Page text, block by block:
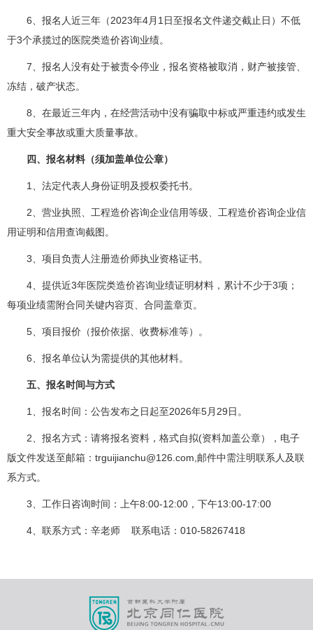
6、报名人近三年（2023年4月1日至报名文件递交截止日）不低
于3个承揽过的医院类造价咨询业绩。
7、报名人没有处于被责令停业，报名资格被取消，财产被接管、
冻结，破产状态。
8、在最近三年内，在经营活动中没有骗取中标或严重违约或发生
重大安全事故或重大质量事故。
四、报名材料（须加盖单位公章）
1、法定代表人身份证明及授权委托书。
2、营业执照、工程造价咨询企业信用等级、工程造价咨询企业信
用证明和信用查询截图。
3、项目负责人注册造价师执业资格证书。
4、提供近3年医院类造价咨询业绩证明材料，累计不少于3项；
每项业绩需附合同关键内容页、合同盖章页。
5、项目报价（报价依据、收费标准等）。
6、报名单位认为需提供的其他材料。
五、报名时间与方式
1、报名时间：公告发布之日起至2026年5月29日。
2、报名方式：请将报名资料，格式自拟(资料加盖公章），电子
版文件发送至邮箱：trguijianchu@126.com,邮件中需注明联系人及联
系方式。
3、工作日咨询时间：上午8:00-12:00，下午13:00-17:00
4、联系方式：辛老师 联系电话：010-58267418